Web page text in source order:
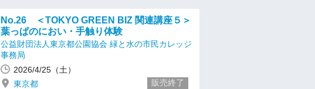
No.26 ＜TOKYO GREEN BIZ 関連講座５＞
葉っぱのにおい・手触り体験
公益財団法人東京都公園協会 緑と水の市民カレッジ
事務局
2026/4/25（土）
東京都
販売終了